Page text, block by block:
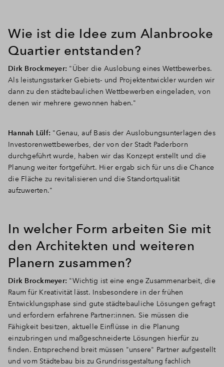
Wie ist die Idee zum Alanbrooke
Quartier entstanden?
Dirk Brockmeyer: "Über die Auslobung eines Wettbewerbes.
Als leistungsstarker Gebiets- und Projektentwickler wurden wir
dann zu den städtebaulichen Wettbewerben eingeladen, von
denen wir mehrere gewonnen haben."
Hannah Lülf: "Genau, auf Basis der Auslobungsunterlagen des
Investorenwettbewerbes, der von der Stadt Paderborn
durchgeführt wurde, haben wir das Konzept erstellt und die
Planung weiter fortgeführt. Hier ergab sich für uns die Chance
die Fläche zu revitalisieren und die Standortqualität
aufzuwerten."
In welcher Form arbeiten Sie mit
den Architekten und weiteren
Planern zusammen?
Dirk Brockmeyer: "Wichtig ist eine enge Zusammenarbeit, die
Raum für Kreativität lässt. Insbesondere in der frühen
Entwicklungsphase sind gute städtebauliche Lösungen gefragt
und erfordern erfahrene Partner:innen. Sie müssen die
Fähigkeit besitzen, aktuelle Einflüsse in die Planung
einzubringen und maßgeschneiderte Lösungen hierfür zu
finden. Entsprechend breit müssen "unsere" Partner aufgestellt
und vom Städtebau bis zu Grundrissgestaltung fachlich